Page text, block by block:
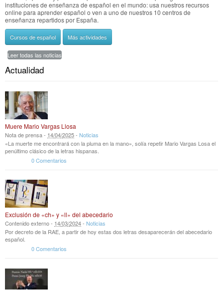
instituciones de enseñanza de español en el mundo: usa nuestros recursos
online para aprender español o ven a uno de nuestros 10 centros de
enseñanza repartidos por España.
Cursos de español Más actividades
Leer todas las noticias
Actualidad
Muere Mario Vargas Llosa
Nota de prensa - 14/04/2025- Noticias
«La muerte me encontrará con la pluma en la mano», solía repetir Mario Vargas Losa el
penúltimo clásico de la letras hispanas.
0 Comentarios
Exclusión de «ch» y «ll» del abecedario
Contenido externo - 14/03/2024- Noticias
Por decreto de la RAE, a partir de hoy estas dos letras desaparecerán del abecedario
español.
0 Comentarios